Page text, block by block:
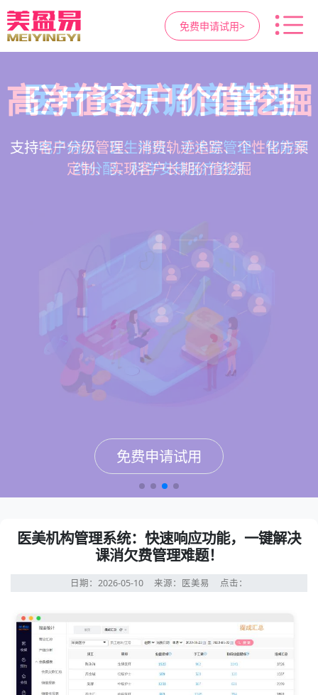
免费申请试用>
智慧医美管理系统
一站式解决医美机构预约、咨询、手术安排、会
员管理、财务核算全流程管理
免费申请试用
医疗资源调度管理
支持电子病历、医生排班、手术室管理、智能预
约分配，科学安排医疗资源
免费申请试用
高净值客户价值挖掘
支持客户分级管理、消费轨迹追踪、个性化方案
定制、实现客户长期价值挖掘
免费申请试用
营销与私域运营
提供小程序商城、私域scrm、项目套餐、裂变分
销多种营销工具，助力获客与转化
免费申请试用
医美机构管理系统：快速响应功能，一键解决
课消欠费管理难题！
日期：2026-05-10 来源：医美易 点击：